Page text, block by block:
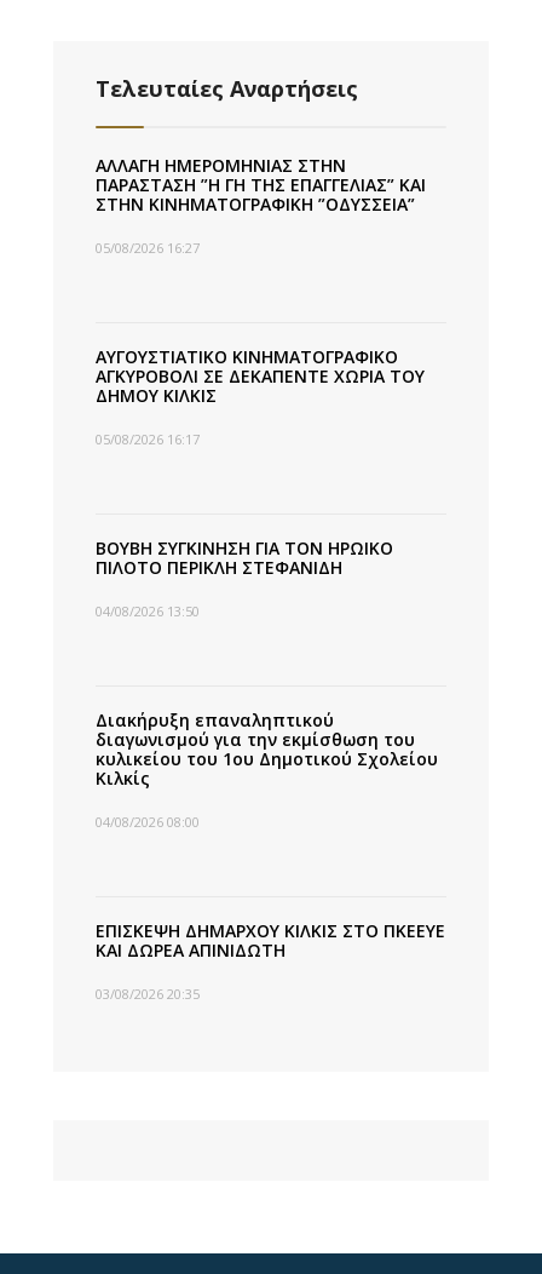
Τελευταίες Αναρτήσεις
ΑΛΛΑΓΗ ΗΜΕΡΟΜΗΝΙΑΣ ΣΤΗΝ
ΠΑΡΑΣΤΑΣΗ ”Η ΓΗ ΤΗΣ ΕΠΑΓΓΕΛΙΑΣ” ΚΑΙ
ΣΤΗΝ ΚΙΝΗΜΑΤΟΓΡΑΦΙΚΗ ”ΟΔΥΣΣΕΙΑ”
05/08/2026 16:27
ΑΥΓΟΥΣΤΙΑΤΙΚΟ ΚΙΝΗΜΑΤΟΓΡΑΦΙΚΟ
ΑΓΚΥΡΟΒΟΛΙ ΣΕ ΔΕΚΑΠΕΝΤΕ ΧΩΡΙΑ ΤΟΥ
ΔΗΜΟΥ ΚΙΛΚΙΣ
05/08/2026 16:17
ΒΟΥΒΗ ΣΥΓΚΙΝΗΣΗ ΓΙΑ ΤΟΝ ΗΡΩΙΚΟ
ΠΙΛΟΤΟ ΠΕΡΙΚΛΗ ΣΤΕΦΑΝΙΔΗ
04/08/2026 13:50
Διακήρυξη επαναληπτικού
διαγωνισμού για την εκμίσθωση του
κυλικείου του 1ου Δημοτικού Σχολείου
Κιλκίς
04/08/2026 08:00
ΕΠΙΣΚΕΨΗ ΔΗΜΑΡΧΟΥ ΚΙΛΚΙΣ ΣΤΟ ΠΚΕΕΥΕ
ΚΑΙ ΔΩΡΕΑ ΑΠΙΝΙΔΩΤΗ
03/08/2026 20:35